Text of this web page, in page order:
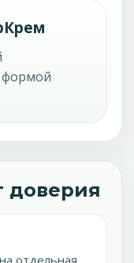
формой
доверия
отдельная